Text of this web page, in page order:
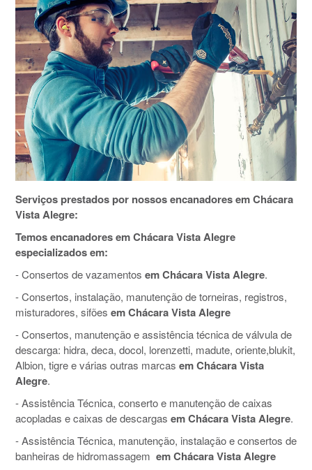
Serviços prestados por nossos encanadores em Chácara
Vista Alegre:
Temos encanadores em Chácara Vista Alegre
especializados em:
- Consertos de vazamentos em Chácara Vista Alegre.
- Consertos, instalação, manutenção de torneiras, registros,
misturadores, sifões em Chácara Vista Alegre
- Consertos, manutenção e assistência técnica de válvula de
descarga: hidra, deca, docol, lorenzetti, madute, oriente,blukit,
Albion, tigre e várias outras marcas em Chácara Vista
Alegre.
- Assistência Técnica, conserto e manutenção de caixas
acopladas e caixas de descargas em Chácara Vista Alegre.
- Assistência Técnica, manutenção, instalação e consertos de
banheiras de hidromassagem em Chácara Vista Alegre